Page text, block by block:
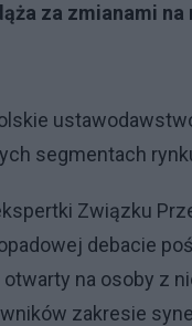
za zmianami na
segmentach
Związku
debacie
otwarty na osoby z
zakresie